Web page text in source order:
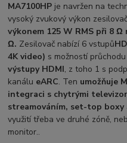
MA7100HP je navržen na
vysoký zvukový výkon
výkonem 125 W RMS při 8 Ω
Ω. Zesilovač nabízí 6 vstupů
4K video) s možností
výstupy HDMI, z toho 1 s
kanálu eARC. Ten umožňuje
integraci s chytrými
streamováním, set-top boxy
využití třeba ve druhé zóně,
monitor..